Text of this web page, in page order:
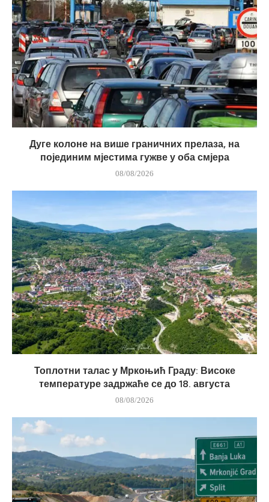
Дуге колоне на више граничних прелаза, на
појединим мјестима гужве у оба смјера
08/08/2026
Топлотни талас у Мркоњић Граду: Високе
температуре задржаће се до 18. августа
08/08/2026